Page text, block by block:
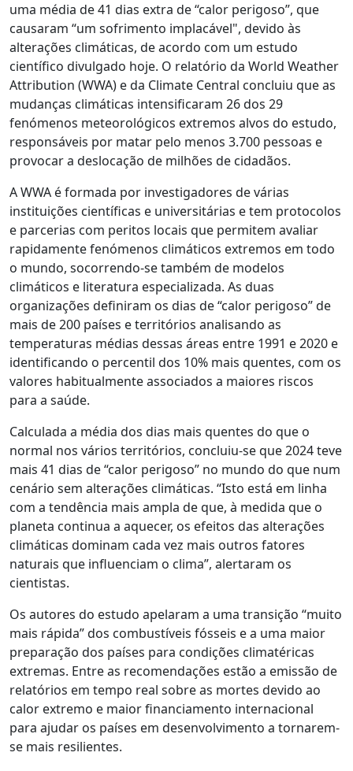
uma média de 41 dias extra de “calor perigoso”, que
causaram “um sofrimento implacável", devido às
alterações climáticas, de acordo com um estudo
científico divulgado hoje. O relatório da World Weather
Attribution (WWA) e da Climate Central concluiu que as
mudanças climáticas intensificaram 26 dos 29
fenómenos meteorológicos extremos alvos do estudo,
responsáveis por matar pelo menos 3.700 pessoas e
provocar a deslocação de milhões de cidadãos.
A WWA é formada por investigadores de várias
instituições científicas e universitárias e tem protocolos
e parcerias com peritos locais que permitem avaliar
rapidamente fenómenos climáticos extremos em todo
o mundo, socorrendo-se também de modelos
climáticos e literatura especializada. As duas
organizações definiram os dias de “calor perigoso” de
mais de 200 países e territórios analisando as
temperaturas médias dessas áreas entre 1991 e 2020 e
identificando o percentil dos 10% mais quentes, com os
valores habitualmente associados a maiores riscos
para a saúde.
Calculada a média dos dias mais quentes do que o
normal nos vários territórios, concluiu-se que 2024 teve
mais 41 dias de “calor perigoso” no mundo do que num
cenário sem alterações climáticas. “Isto está em linha
com a tendência mais ampla de que, à medida que o
planeta continua a aquecer, os efeitos das alterações
climáticas dominam cada vez mais outros fatores
naturais que influenciam o clima”, alertaram os
cientistas.
Os autores do estudo apelaram a uma transição “muito
mais rápida” dos combustíveis fósseis e a uma maior
preparação dos países para condições climatéricas
extremas. Entre as recomendações estão a emissão de
relatórios em tempo real sobre as mortes devido ao
calor extremo e maior financiamento internacional
para ajudar os países em desenvolvimento a tornarem-
se mais resilientes.